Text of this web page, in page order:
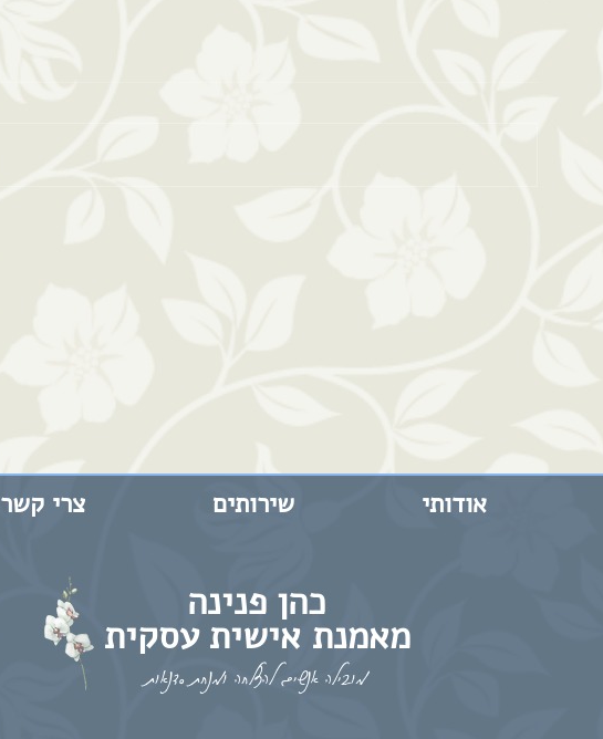
אודותי שירותים צרי קשר
כהן פנינה
מאמנת אישית עסקית
מובילה אנשים להצלחה ומנחת סדנאות